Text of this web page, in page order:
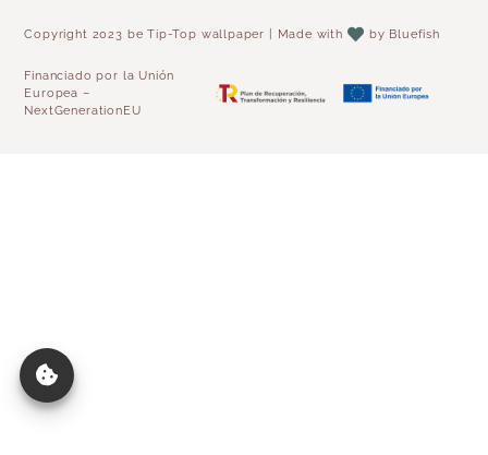
Copyright 2023 be Tip-Top wallpaper | Made with by Bluefish
Financiado por la Unión
Europea –
NextGenerationEU